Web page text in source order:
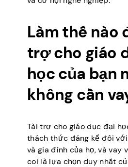
Làm thế nào
trợ cho giáo
học của bạn
không cần
Tài trợ cho giáo dục đại
thách thức đáng kể đối
và gia đình của họ, và vay
coi là lựa chọn duy nhất